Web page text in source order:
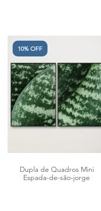
10% OFF
Dupla de Quadros Mini
Espada-de-são-jorge